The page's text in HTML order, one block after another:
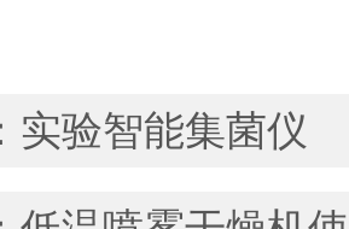
实验智能集菌仪